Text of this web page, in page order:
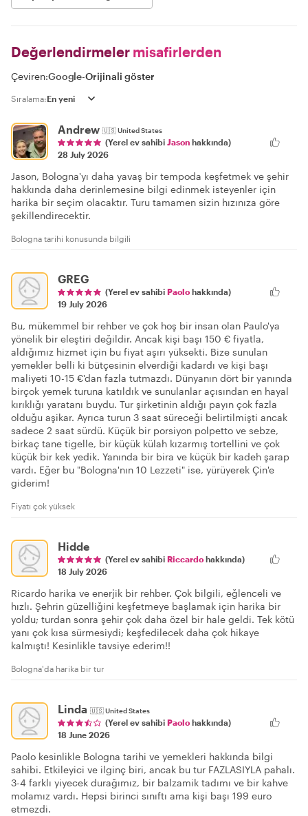
Değerlendirmeler misafirlerden
Çeviren:Google-Orijinali göster
Sıralama:
Andrew 🇺🇸United States
(Yerel ev sahibi Jason hakkında)
28 July 2026
Jason, Bologna'yı daha yavaş bir tempoda keşfetmek ve şehir
hakkında daha derinlemesine bilgi edinmek isteyenler için
harika bir seçim olacaktır. Turu tamamen sizin hızınıza göre
şekillendirecektir.
Bologna tarihi konusunda bilgili
GREG
(Yerel ev sahibi Paolo hakkında)
19 July 2026
Bu, mükemmel bir rehber ve çok hoş bir insan olan Paulo'ya
yönelik bir eleştiri değildir. Ancak kişi başı 150 € fiyatla,
aldığımız hizmet için bu fiyat aşırı yüksekti. Bize sunulan
yemekler belli ki bütçesinin elverdiği kadardı ve kişi başı
maliyeti 10-15 €'dan fazla tutmazdı. Dünyanın dört bir yanında
birçok yemek turuna katıldık ve sunulanlar açısından en hayal
kırıklığı yaratanı buydu. Tur şirketinin aldığı payın çok fazla
olduğu aşikar. Ayrıca turun 3 saat süreceği belirtilmişti ancak
sadece 2 saat sürdü. Küçük bir porsiyon polpetto ve sebze,
birkaç tane tigelle, bir küçük külah kızarmış tortellini ve çok
küçük bir kek yedik. Yanında bir bira ve küçük bir kadeh şarap
vardı. Eğer bu "Bologna'nın 10 Lezzeti" ise, yürüyerek Çin'e
giderim!
Fiyatı çok yüksek
Hidde
(Yerel ev sahibi Riccardo hakkında)
18 July 2026
Ricardo harika ve enerjik bir rehber. Çok bilgili, eğlenceli ve
hızlı. Şehrin güzelliğini keşfetmeye başlamak için harika bir
yoldu; turdan sonra şehir çok daha özel bir hale geldi. Tek kötü
yanı çok kısa sürmesiydi; keşfedilecek daha çok hikaye
kalmıştı! Kesinlikle tavsiye ederim!!
Bologna'da harika bir tur
Linda 🇺🇸United States
(Yerel ev sahibi Paolo hakkında)
18 June 2026
Paolo kesinlikle Bologna tarihi ve yemekleri hakkında bilgi
sahibi. Etkileyici ve ilginç biri, ancak bu tur FAZLASIYLA pahalı.
3-4 farklı yiyecek durağımız, bir balzamik tadımı ve bir kahve
molamız vardı. Hepsi birinci sınıftı ama kişi başı 199 euro
etmezdi.